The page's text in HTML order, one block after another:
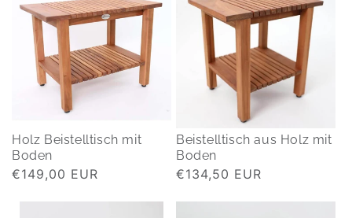
Holz Beistelltisch mit
Boden
Normaler
€149,00 EUR
Beistelltisch aus Holz mit
Boden
Normaler
€134,50 EUR